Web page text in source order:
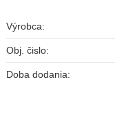
Výrobca:
Obj. čislo:
Doba dodania: